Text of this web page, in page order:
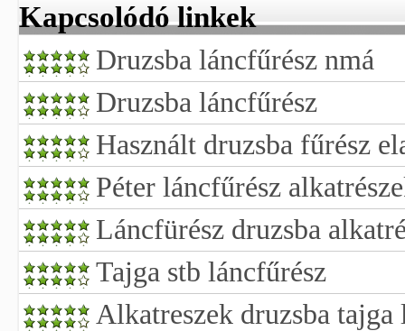
Kapcsolódó linkek
Druzsba láncfűrész nmá
Druzsba láncfűrész
Használt druzsba fűrész
Péter láncfűrész
Láncfürész druzsba
Tajga stb láncfűrész
Alkatreszek druzsba tajga